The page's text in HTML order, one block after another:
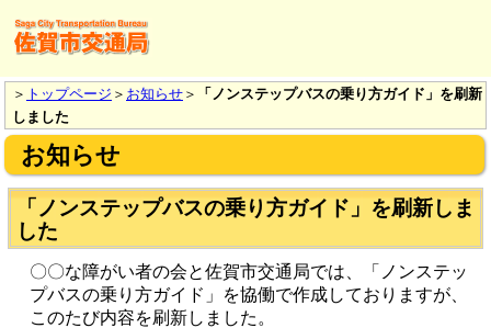
＞ トップページ ＞ お知らせ ＞
「ノンステップバスの乗り方ガイド」を刷新
しました
お知らせ
「ノンステップバスの乗り方ガイド」を刷新しま
した
〇〇な障がい者の会と佐賀市交通局では、「ノンステッ
プバスの乗り方ガイド」を協働で作成しておりますが、
このたび内容を刷新しました。